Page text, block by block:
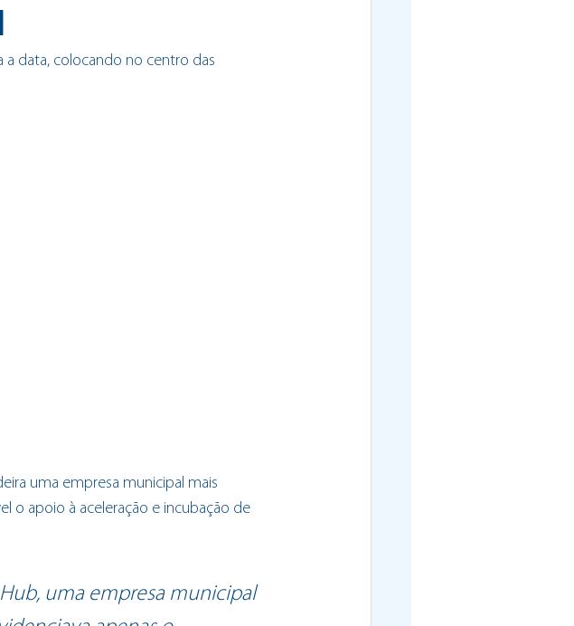
a data, colocando no centro das
uma empresa municipal mais
o apoio à aceleração e incubação de
uma empresa municipal